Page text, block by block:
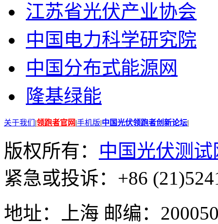
江苏省光伏产业协会
中国电力科学研究院
中国分布式能源网
隆基绿能
关于我们 |领跑者官网|手机版|中国光伏领跑者创新论坛|
版权所有： 中国光伏测试
紧急或投诉：+86
地址：上海 邮编：